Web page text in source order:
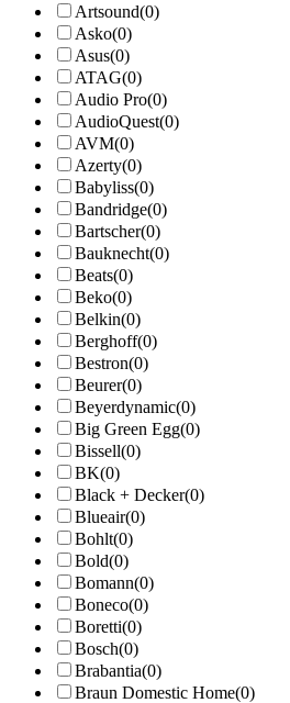
Artsound(0)
Asko(0)
Asus(0)
ATAG(0)
Audio Pro(0)
AudioQuest(0)
AVM(0)
Azerty(0)
Babyliss(0)
Bandridge(0)
Bartscher(0)
Bauknecht(0)
Beats(0)
Beko(0)
Belkin(0)
Berghoff(0)
Bestron(0)
Beurer(0)
Beyerdynamic(0)
Big Green Egg(0)
Bissell(0)
BK(0)
Black + Decker(0)
Blueair(0)
Bohlt(0)
Bold(0)
Bomann(0)
Boneco(0)
Boretti(0)
Bosch(0)
Brabantia(0)
Braun Domestic Home(0)